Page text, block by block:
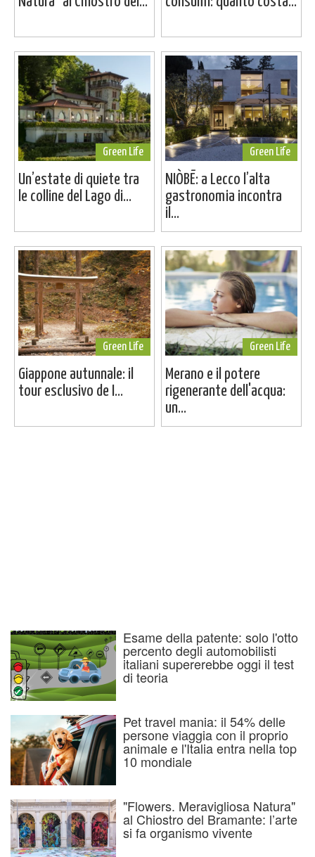
Green Life
Un’estate di quiete tra
le colline del Lago di...
Green Life
NIÒBĒ: a Lecco l’alta
gastronomia incontra
il...
Green Life
Giappone autunnale: il
tour esclusivo de I...
Green Life
Merano e il potere
rigenerante dell'acqua:
un...
Esame della patente: solo l'otto
percento degli automobilisti
italiani supererebbe oggi il test
di teoria
Pet travel mania: il 54% delle
persone viaggia con il proprio
animale e l'Italia entra nella top
10 mondiale
"Flowers. Meravigliosa Natura"
al Chiostro del Bramante: l’arte
si fa organismo vivente